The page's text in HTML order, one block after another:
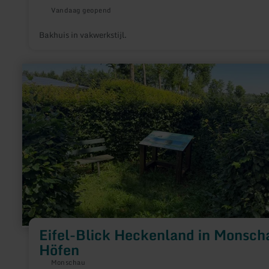
Vandaag geopend
Bakhuis in vakwerkstijl.
Eifel-Blick Heckenland in
Höfen
Monschau
informatie
over:
Eifel-
Blick
Heckenland
in
Monschau
Höfen